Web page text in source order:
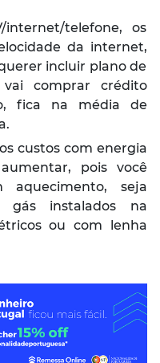
telefone, os
da internet,
incluir plano de
comprar crédito
fica na média de
custos com energia
pois você
aquecimento, seja
gás instalados na
ou com lenha